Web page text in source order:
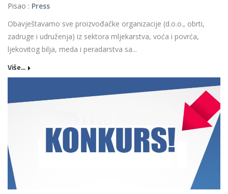
Pisao : Press
Obavještavamo sve proizvođačke organizacije (d.o.o., obrti,
zadruge i udruženja) iz sektora mljekarstva, voća i povrća,
ljekovitog bilja, meda i peradarstva sa...
Više...